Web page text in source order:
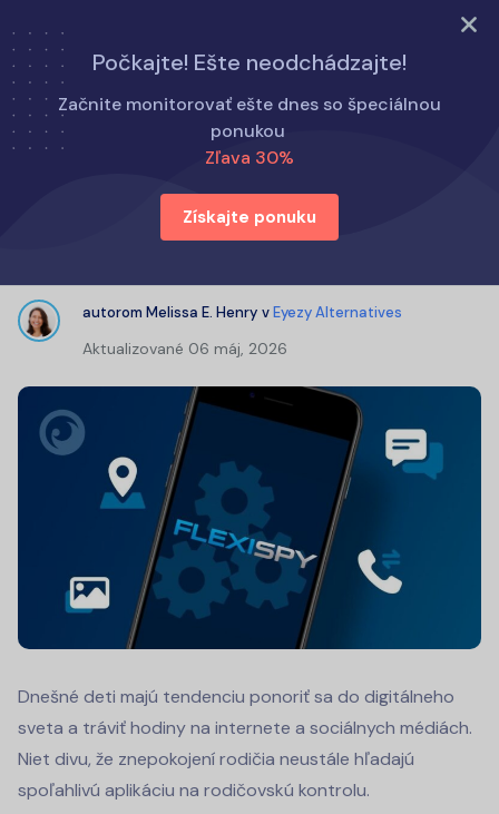
Vyskúšajte teraz
Počkajte! Ešte neodchádzajte!
Začnite monitorovať ešte dnes so špeciálnou
ponukou
Zľava 30%
Získajte ponuku
Domov
Alternatívy k Eyezy
FlexiSPY Review: How to Install & How Much Does It Cost?
FlexiSPY Review: How to Install &
How Much Does It Cost?
autorom Melissa E. Henry vEyezy Alternatives
Aktualizované 06 máj, 2026
Dnešné deti majú tendenciu ponoriť sa do digitálneho
sveta a tráviť hodiny na internete a sociálnych médiách.
Niet divu, že znepokojení rodičia neustále hľadajú
spoľahlivú aplikáciu na rodičovskú kontrolu.